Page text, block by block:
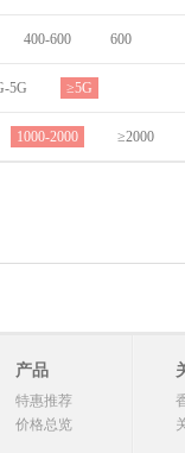
400-600 600
5G ≥5G
1000-2000 ≥2000
产品
特惠推荐
价格总览